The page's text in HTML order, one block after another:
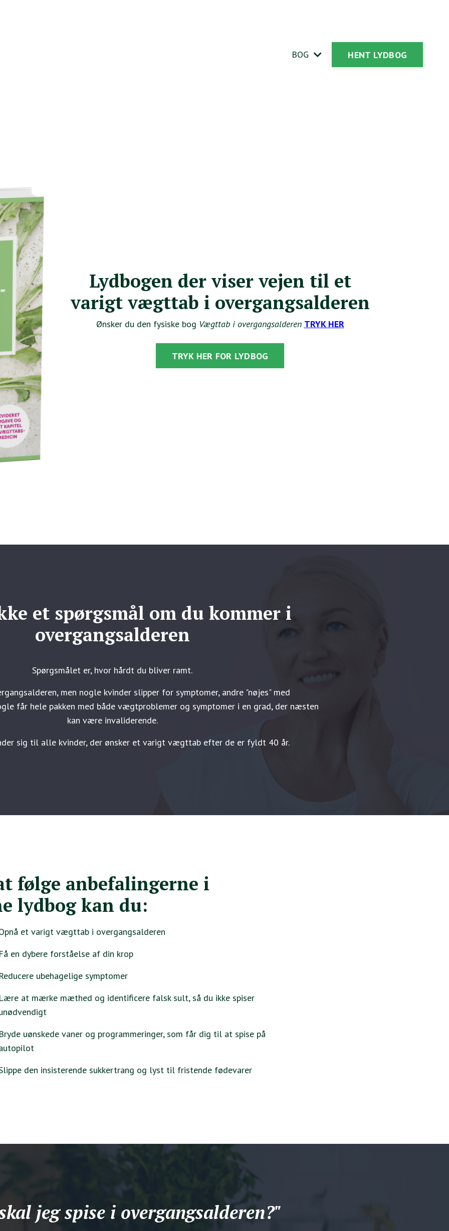
BOG HENT LYDBOG
Lydbogen der viser vejen til et
varigt vægttab i overgangsalderen
Ønsker du den fysiske bog Vægttab i overgangsalderen TRYK HER
TRYK HER FOR LYDBOG
et spørgsmål om du kommer i
overgangsalderen
Spørgsmålet er, hvor hårdt du bliver ramt.
men nogle kvinder slipper for symptomer, andre "nøjes" med
får hele pakken med både vægtproblemer og symptomer i en grad, der næsten
kan være invaliderende.
sig til alle kvinder, der ønsker et varigt vægttab efter de er fyldt 40 år.
følge anbefalingerne i
lydbog kan du:
et varigt vægttab i overgangsalderen
en dybere forståelse af din krop
ubehagelige symptomer
at mærke mæthed og identificere falsk sult, så du ikke spiser
uønskede vaner og programmeringer, som får dig til at spise på
den insisterende sukkertrang og lyst til fristende fødevarer
jeg spise i overgangsalderen?"